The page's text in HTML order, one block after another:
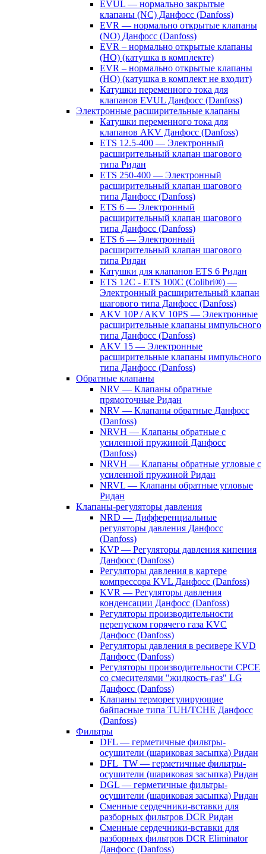
EVUL — нормально закрытые
клапаны (NC) Данфосс (Danfoss)
EVR — нормально открытые клапаны
(NO) Данфосс (Danfoss)
EVR – нормально открытые клапаны
(НО) (катушка в комплекте)
EVR – нормально открытые клапаны
(НО) (катушка в комплект не входит)
Катушки переменного тока для
клапанов EVUL Данфосс (Danfoss)
Электронные расширительные клапаны
Катушки переменного тока для
клапанов AKV Данфосс (Danfoss)
ETS 12.5-400 — Электронный
расширительный клапан шагового
типа Ридан
ETS 250-400 — Электронный
расширительный клапан шагового
типа Данфосс (Danfoss)
ETS 6 — Электронный
расширительный клапан шагового
типа Данфосс (Danfoss)
ETS 6 — Электронный
расширительный клапан шагового
типа Ридан
Катушки для клапанов ETS 6 Ридан
ETS 12C - ETS 100C (Colibri®) —
Электронный расширительный клапан
шагового типа Данфосс (Danfoss)
AKV 10P / AKV 10PS — Электронные
расширительные клапаны импульсного
типа Данфосс (Danfoss)
AKV 15 — Электронные
расширительные клапаны импульсного
типа Данфосс (Danfoss)
Обратные клапаны
NRV — Клапаны обратные
прямоточные Ридан
NRV — Клапаны обратные Данфосс
(Danfoss)
NRVH — Клапаны обратные с
усиленной пружиной Данфосс
(Danfoss)
NRVH — Клапаны обратные угловые с
усиленной пружиной Ридан
NRVL — Клапаны обратные угловые
Ридан
Клапаны-регуляторы давления
NRD — Дифференциальные
регуляторы давления Данфосс
(Danfoss)
KVP — Регуляторы давления кипения
Данфосс (Danfoss)
Регуляторы давления в картере
компрессора KVL Данфосс (Danfoss)
KVR — Регуляторы давления
конденсации Данфосс (Danfoss)
Регуляторы производительности
перепуском горячего газа KVC
Данфосс (Danfoss)
Регуляторы давления в ресивере KVD
Данфосс (Danfoss)
Регуляторы производительности CPCE
со смесителями "жидкость-газ" LG
Данфосс (Danfoss)
Клапаны терморегулирующие
байпасные типа TUH/TCHE Данфосс
(Danfoss)
Фильтры
DFL — герметичные фильтры-
осушители (шариковая засыпка) Ридан
DFL_TW — герметичные фильтры-
осушители (шариковая засыпка) Ридан
DGL — герметичные фильтры-
осушители (шариковая засыпка) Ридан
Сменные сердечники-вставки для
разборных фильтров DCR Ридан
Сменные сердечники-вставки для
разборных фильтров DCR Eliminator
Данфосс (Danfoss)